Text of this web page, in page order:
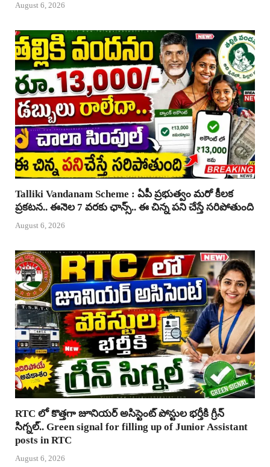
August 6, 2026
Talliki Vandanam Scheme : ఏపీ ప్రభుత్వం మరో కీలక
ప్రకటన.. ఈనెల 7 వరకు ఛాన్స్.. ఈ చిన్న పని చేస్తే సరిపోతుంది
August 6, 2026
RTC లో కొత్తగా జూనియర్ అసిస్టెంట్ పోస్టుల భర్తీకి గ్రీన్
సిగ్నల్.. Green signal for filling up of Junior Assistant
posts in RTC
August 6, 2026